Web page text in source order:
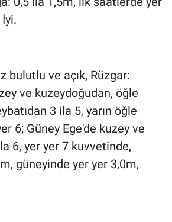
bulutlu ve açık, Rüzgar:
ve kuzeydoğudan, öğle
3 ila 5, yarın öğle
6; Güney Ege'de kuzey ve
6, yer yer 7 kuvvetinde,
güneyinde yer yer 3,0m,